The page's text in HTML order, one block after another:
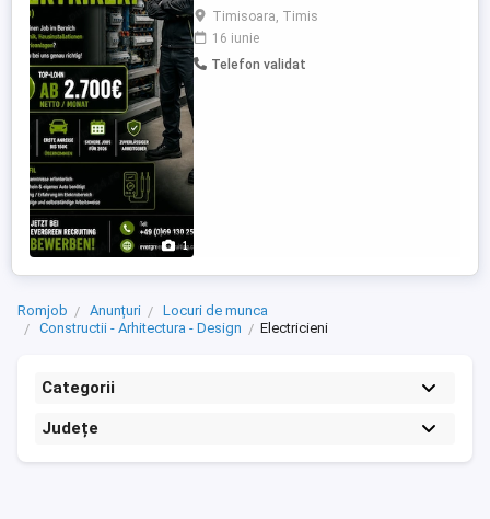
1
Începerea activității: imediat sau la
înțelegere Ai experiență în domeniul:
instalații electrice instalații sanitare
instalații termice încălzire Atunci te căutăm
Timisoara, Timis
16 iunie
Telefon validat
Romjob Anunțuri
Locuri de munca
Constructii - Arhitectura - Design
Electricieni
Categorii
Județe